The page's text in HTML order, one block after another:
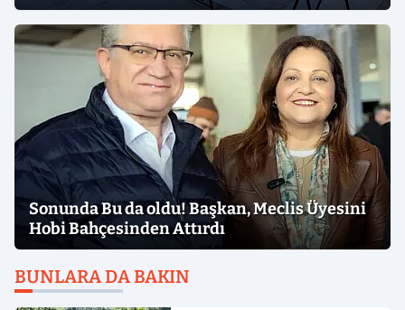
Sonunda Bu da oldu! Başkan, Meclis Üyesini
Hobi Bahçesinden Attırdı
BUNLARA DA BAKIN